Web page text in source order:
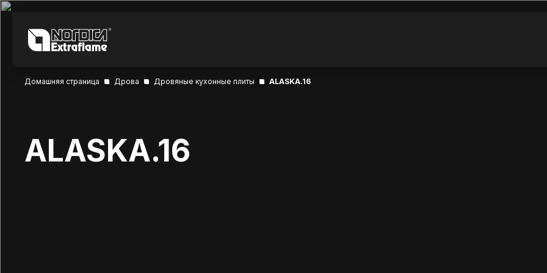
Домашняя страница Дрова Дровяные кухонные плиты ALASKA.16
ALASKA.16